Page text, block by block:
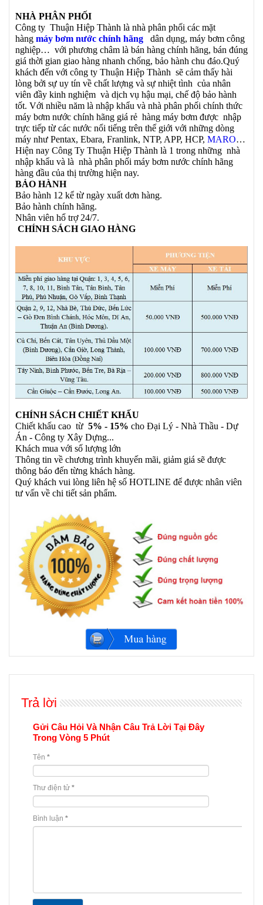
NHÀ PHÂN PHỐI
Công ty Thuận Hiệp Thành là nhà phân phối các mặt
hàng máy bơm nước chính hãng
dân dụng, máy bơm công
nghiệp… với phương châm là bán hàng chính hãng, bán đúng
giá thời gian giao hàng nhanh chống, bảo hành chu đáo.Quý
khách đến với công ty Thuận Hiệp Thành sẽ cảm thấy hài
lòng bởi sự uy tín về chất lượng và sự nhiệt tình của nhân
viên đầy kinh nghiệm và dịch vụ hậu mại, chế độ bảo hành
tốt. Với nhiều năm là nhập khẩu và nhà phân phối chính thức
máy bơm nước chính hãng giá rẻ hàng máy bơm được nhập
trực tiếp từ các nước nổi tiếng trên thế giới với những dòng
máy như Pentax, Ebara, Franlink, NTP, APP, HCP, MARO…
Hiện nay Công Ty Thuận Hiệp Thành là 1 trong những nhà
nhập khẩu và là nhà phân phối máy bơm nước chính hãng
hàng đầu của thị trường hiện nay.
BẢO HÀNH
Bảo hành 12 kể từ ngày xuất dơn hàng.
Bảo hành chính hãng.
Nhân viên hổ trợ 24/7.
CHÍNH SÁCH GIAO HÀNG
CHÍNH SÁCH CHIẾT KHẤU
Chiết khấu cao từ 5% - 15% cho Đại Lý - Nhà Thầu - Dự
Án - Công ty Xây Dựng...
Khách mua với số lượng lớn
Thông tin về chương trình khuyến mãi, giảm giá sẽ được
thông báo đến từng khách hàng.
Quý khách vui lòng liên hệ số HOTLINE để được nhân viên
tư vấn về chi tiết sản phẩm.
Trả lời
Gửi Câu Hỏi Và Nhận Câu Trả Lời Tại Đây
Trong Vòng 5 Phút
Tên *
Thư điện tử *
Bình luận *